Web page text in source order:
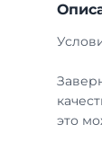
это